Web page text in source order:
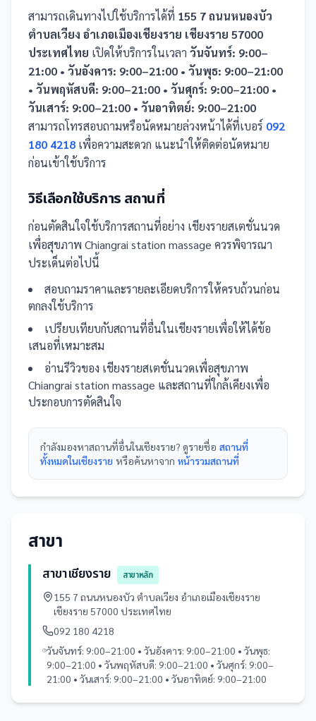
สามารถเดินทางไปใช้บริการได้ที่ 155 7 ถนนหนองบัว
ตำบลเวียง อำเภอเมืองเชียงราย เชียงราย 57000
ประเทศไทย เปิดให้บริการในเวลา วันจันทร์: 9:00–
21:00 • วันอังคาร: 9:00–21:00 • วันพุธ: 9:00–21:00
• วันพฤหัสบดี: 9:00–21:00 • วันศุกร์: 9:00–21:00 •
วันเสาร์: 9:00–21:00 • วันอาทิตย์: 9:00–21:00
สามารถโทรสอบถามหรือนัดหมายล่วงหน้าได้ที่เบอร์ 092
180 4218 เพื่อความสะดวก แนะนำให้ติดต่อนัดหมาย
ก่อนเข้าใช้บริการ
วิธีเลือกใช้บริการ สถานที่
ก่อนตัดสินใจใช้บริการสถานที่อย่าง เชียงรายสเตชั่นนวด
เพื่อสุขภาพ Chiangrai station massage ควรพิจารณา
ประเด็นต่อไปนี้
สอบถามราคาและรายละเอียดบริการให้ครบถ้วนก่อน
ตกลงใช้บริการ
เปรียบเทียบกับสถานที่อื่นในเชียงรายเพื่อให้ได้ข้อ
เสนอที่เหมาะสม
อ่านรีวิวของ เชียงรายสเตชั่นนวดเพื่อสุขภาพ
Chiangrai station massage และสถานที่ใกล้เคียงเพื่อ
ประกอบการตัดสินใจ
กำลังมองหาสถานที่อื่นในเชียงราย? ดูรายชื่อ สถานที่
ทั้งหมดในเชียงราย หรือค้นหาจาก หน้ารวมสถานที่
สาขา
สาขาเชียงราย
สาขาหลัก
155 7 ถนนหนองบัว ตำบลเวียง อำเภอเมืองเชียงราย
เชียงราย 57000 ประเทศไทย
092 180 4218
วันจันทร์: 9:00–21:00 • วันอังคาร: 9:00–21:00 • วันพุธ:
9:00–21:00 • วันพฤหัสบดี: 9:00–21:00 • วันศุกร์: 9:00–
21:00 • วันเสาร์: 9:00–21:00 • วันอาทิตย์: 9:00–21:00